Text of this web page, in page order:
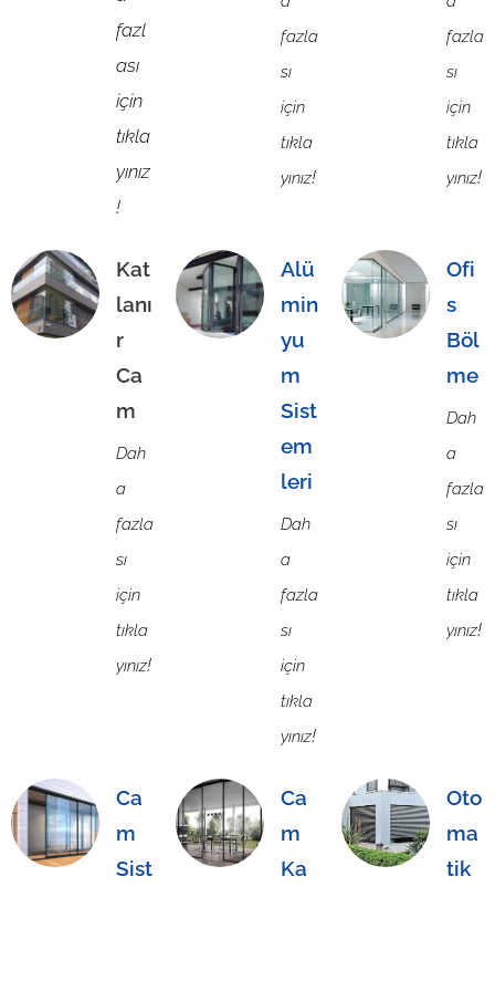
fazl
ası
için
tıkla
yınız
!
fazla
sı
için
tıkla
yınız!
fazla
sı
için
tıkla
yınız!
Kat
lanı
r
Ca
m
Dah
a
fazla
sı
için
tıkla
yınız!
Alü
min
yu
m
Sist
em
leri
Dah
a
fazla
sı
için
tıkla
yınız!
Ofi
s
Böl
me
Dah
a
fazla
sı
için
tıkla
yınız!
Ca
m
Sist
Ca
m
Ka
Oto
ma
tik